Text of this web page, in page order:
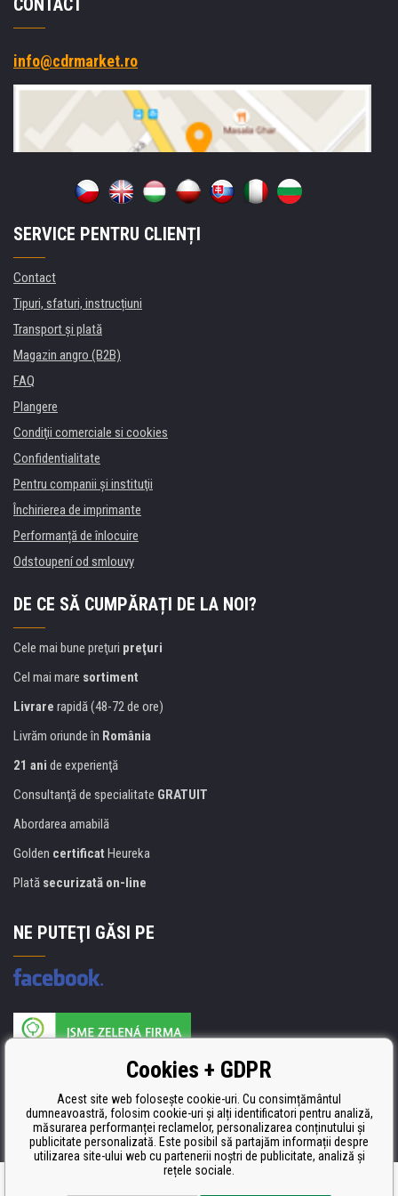
CONTACT
info@cdrmarket.ro
SERVICE PENTRU CLIENȚI
Contact
Tipuri, sfaturi, instrucțiuni
Transport şi plată
Magazin angro (B2B)
FAQ
Plangere
Condiţii comerciale si cookies
Confidentialitate
Pentru companii și instituţii
Închirierea de imprimante
Performanță de înlocuire
Odstoupení od smlouvy
DE CE SĂ CUMPĂRAȚI DE LA NOI?
Cele mai bune preţuri preţuri
Cel mai mare sortiment
Livrare rapidă (48-72 de ore)
Livrăm oriunde în România
21 ani de experienţă
Consultanţă de specialitate GRATUIT
Abordarea amabilă
Golden certificat Heureka
Plată securizată on-line
NE PUTEŢI GĂSI PE
Producătorul umpluturii de rezervă este certificat
ISO 9001, ISO 14001 şi STMC.Cookies + GDPR
Acest site web folosește cookie-uri. Cu consimțământul
dumneavoastră, folosim cookie-uri și alți identificatori pentru analiză,
măsurarea performanței reclamelor, personalizarea conținutului și
publicitate personalizată. Este posibil să partajăm informații despre
utilizarea site-ului web cu partenerii noștri de publicitate, analiză și
rețele sociale.